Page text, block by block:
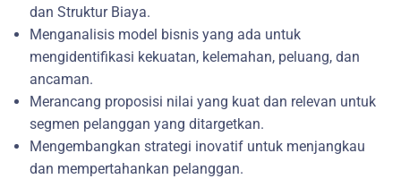
dan Struktur Biaya.
Menganalisis model bisnis yang ada untuk
mengidentifikasi kekuatan, kelemahan, peluang, dan
ancaman.
Merancang proposisi nilai yang kuat dan relevan untuk
segmen pelanggan yang ditargetkan.
Mengembangkan strategi inovatif untuk menjangkau
dan mempertahankan pelanggan.